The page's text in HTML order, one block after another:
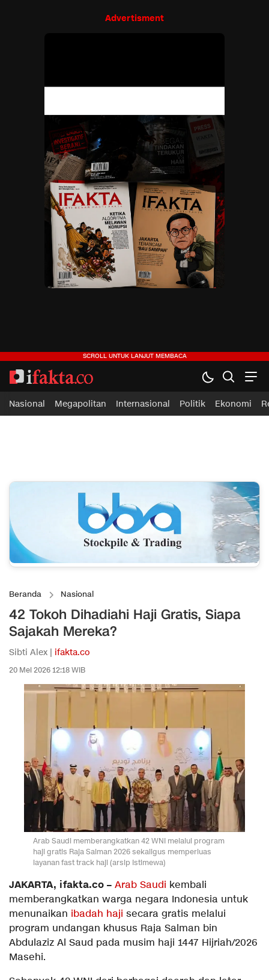
Advertisment
Nasional Megapolitan Internasional Politik Ekonomi
Beranda Nasional
42 Tokoh Dihadiahi Haji Gratis, Siapa
Sajakah Mereka?
Sibti Alex | ifakta.co
20 Mei 2026 12:18 WIB
Arab Saudi memberangkatkan 42 WNI melalui program
haji gratis Raja Salman 2026 sekaligus memperluas
layanan fast track haji (arsip Istimewa)
JAKARTA, ifakta.co – Arab Saudi kembali
memberangkatkan warga negara Indonesia untuk
menunaikan ibadah haji secara gratis melalui
program undangan khusus Raja Salman bin
Abdulaziz Al Saud pada musim haji 1447 Hijriah/2026
Masehi.